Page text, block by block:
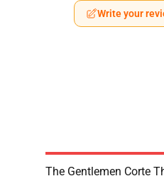
Write your
The Gentlemen Corte